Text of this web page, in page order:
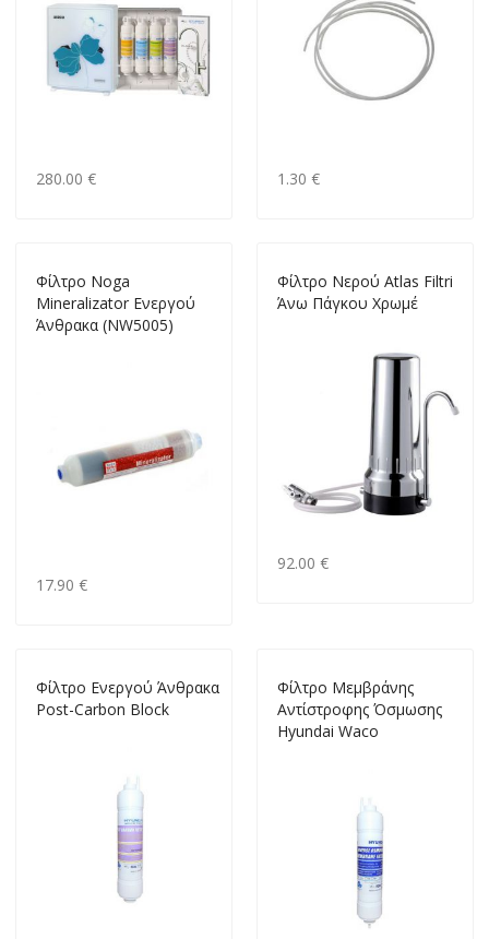
280.00 € 1.30 €
Φίλτρο Noga
Mineralizator Ενεργού
Άνθρακα (NW5005)
17.90 €
Φίλτρο Nερού Atlas Filtri
Άνω Πάγκου Χρωμέ
92.00 €
Φίλτρο Ενεργού Άνθρακα
Post-Carbon Block
Φίλτρο Μεμβράνης
Αντίστροφης Όσμωσης
Hyundai Waco